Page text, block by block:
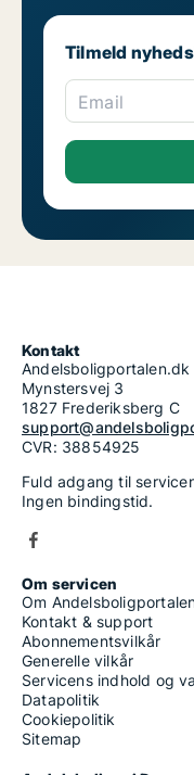
Tilmeld
Email
Kontakt
Andelsboligportalen.dk
Mynstersvej 3
1827 Frederiksberg C
CVR: 38854925
Fuld adgang til
Ingen bindingstid.
Om servicen
Om
Kontakt & support
Abonnementsvilkår
Generelle vilkår
Servicens indhold og
Datapolitik
Cookiepolitik
Sitemap